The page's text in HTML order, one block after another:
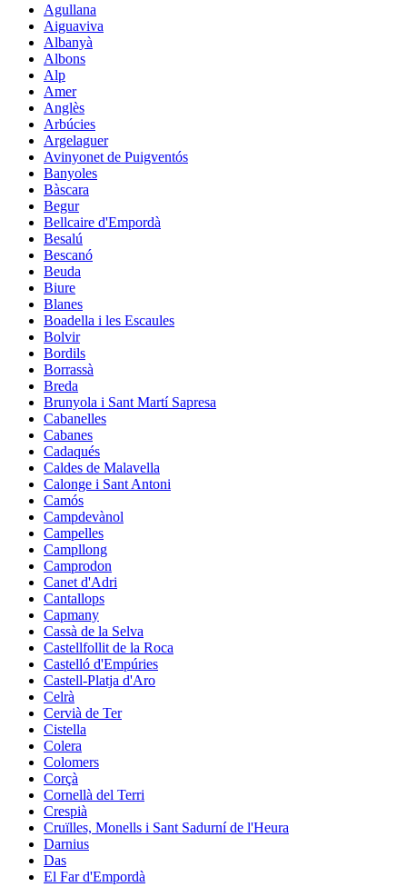
Agullana
Aiguaviva
Albanyà
Albons
Alp
Amer
Anglès
Arbúcies
Argelaguer
Avinyonet de Puigventós
Banyoles
Bàscara
Begur
Bellcaire d'Empordà
Besalú
Bescanó
Beuda
Biure
Blanes
Boadella i les Escaules
Bolvir
Bordils
Borrassà
Breda
Brunyola i Sant Martí Sapresa
Cabanelles
Cabanes
Cadaqués
Caldes de Malavella
Calonge i Sant Antoni
Camós
Campdevànol
Campelles
Campllong
Camprodon
Canet d'Adri
Cantallops
Capmany
Cassà de la Selva
Castellfollit de la Roca
Castelló d'Empúries
Castell-Platja d'Aro
Celrà
Cervià de Ter
Cistella
Colera
Colomers
Corçà
Cornellà del Terri
Crespià
Cruïlles, Monells i Sant Sadurní de l'Heura
Darnius
Das
El Far d'Empordà